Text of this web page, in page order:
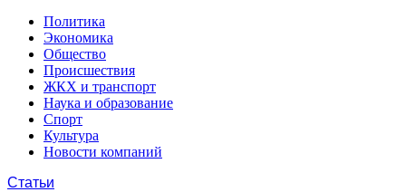
Политика
Экономика
Общество
Происшествия
ЖКХ и транспорт
Наука и образование
Спорт
Культура
Новости компаний
Статьи